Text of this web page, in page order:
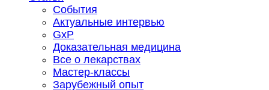
События
Актуальные интервью
GxP
Доказательная медицина
Все о лекарствах
Мастер-классы
Зарубежный опыт